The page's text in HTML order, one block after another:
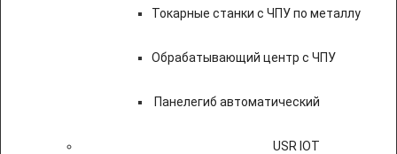
Токарные станки с ЧПУ по металлу
Обрабатывающий центр с ЧПУ
Панелегиб автоматический
USR IOT